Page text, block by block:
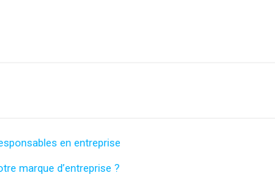
en entreprise
marque d’entreprise ?